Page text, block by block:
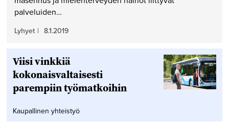
palveluiden…
Lyhyet | 8.1.2019
Viisi vinkkiä
kokonaisvaltaisesti
parempiin työmatkoihin
Kaupallinen yhteistyö